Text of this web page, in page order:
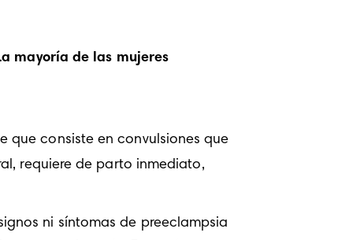
mayoría de las mujeres
que consiste en convulsiones que
requiere de parto inmediato,
ni síntomas de preeclampsia